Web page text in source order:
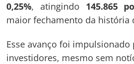
0,25%, atingindo 145.865
maior fechamento da história
Esse avanço foi
investidores, mesmo sem